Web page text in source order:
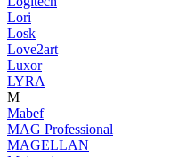
Lori
Losk
Love2art
Luxor
LYRA
M
Mabef
MAG Professional
MAGELLAN